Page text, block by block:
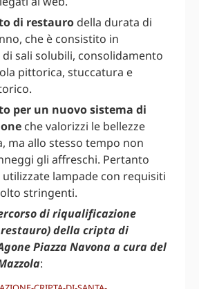
di restauro della durata di
che è consistito in
sali solubili, consolidamento
pittorica, stuccatura e
per un nuovo sistema di
che valorizzi le bellezze
ma allo stesso tempo non
gli affreschi. Pertanto
lampade con requisiti
stringenti.
di riqualificazione
della cripta di
Piazza Navona a cura del
: